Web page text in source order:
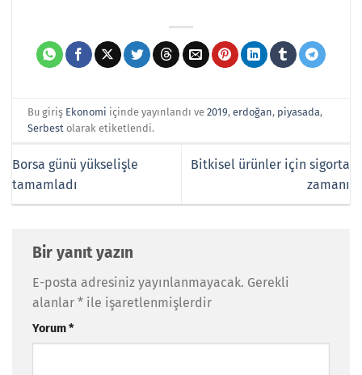
Bu giriş Ekonomi içinde yayınlandı ve2019,erdoğan, piyasada,
Serbest olarak etiketlendi.
Borsa günü yükselişle
tamamladı
Bitkisel ürünler için sigorta
zamanı
Bir yanıt yazın
E-posta adresiniz yayınlanmayacak. Gerekli
alanlar * ile işaretlenmişlerdir
Yorum*